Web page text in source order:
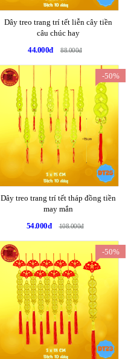
Dây treo trang trí tết liễn cây tiền
câu chúc hay
44.000đ
88.000đ
-50%
Dây treo trang trí tết tháp đồng tiền
may mắn
54.000đ
108.000đ
-50%